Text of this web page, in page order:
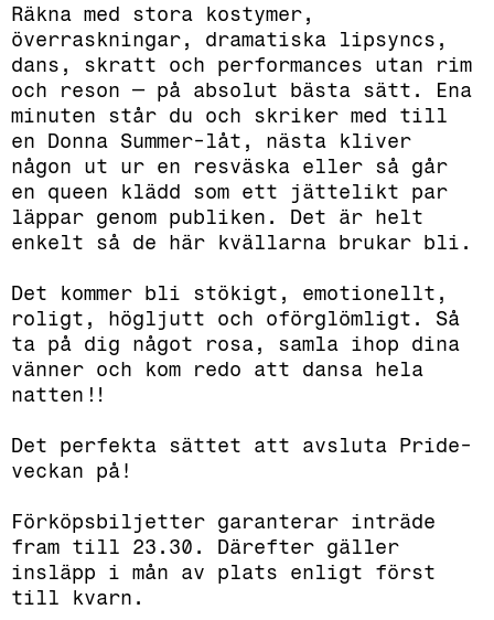
Räkna med stora kostymer,
överraskningar, dramatiska lipsyncs,
dans, skratt och performances utan rim
och reson — på absolut bästa sätt. Ena
minuten står du och skriker med till
en Donna Summer-låt, nästa kliver
någon ut ur en resväska eller så går
en queen klädd som ett jättelikt par
läppar genom publiken. Det är helt
enkelt så de här kvällarna brukar bli.
Det kommer bli stökigt, emotionellt,
roligt, högljutt och oförglömligt. Så
ta på dig något rosa, samla ihop dina
vänner och kom redo att dansa hela
natten!!
Det perfekta sättet att avsluta Pride-
veckan på!
Förköpsbiljetter garanterar inträde
fram till 23.30. Därefter gäller
insläpp i mån av plats enligt först
till kvarn.